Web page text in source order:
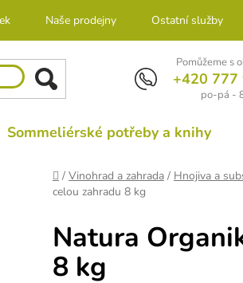
Naše prodejny Ostatní služby
Pomůžeme s
+420 777
po-pá -
Sommeliérské potřeby a knihy
Domů
/ Vinohrad a zahrada / Hnojiva a
celou zahradu 8 kg
Natura
8 kg